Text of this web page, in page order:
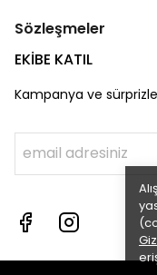
Sözleşmeler
EKİBE KATIL
Kampanya ve